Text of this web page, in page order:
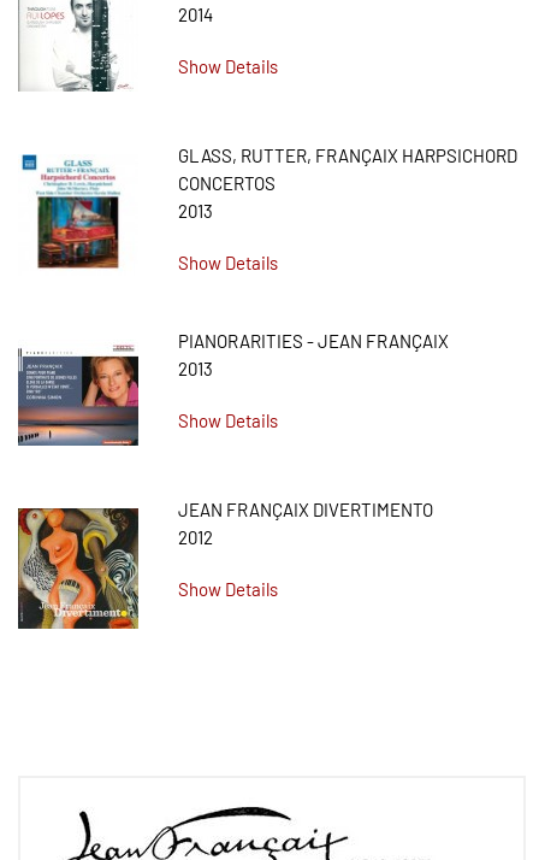
2014
Show Details
GLASS, RUTTER, FRANÇAIX HARPSICHORD
CONCERTOS
2013
Show Details
PIANORARITIES - JEAN FRANÇAIX
2013
Show Details
JEAN FRANÇAIX DIVERTIMENTO
2012
Show Details